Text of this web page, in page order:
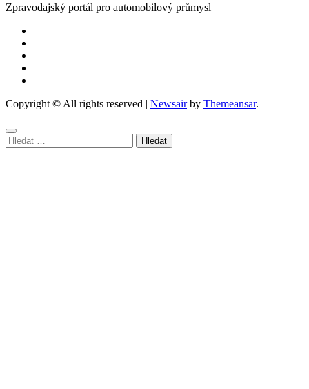
Zpravodajský portál pro automobilový průmysl
Copyright © All rights reserved | Newsairby Themeansar.
Vyhledávání